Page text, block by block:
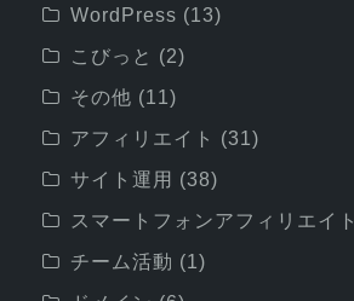
WordPress (13)
こびっと (2)
その他 (11)
アフィリエイト
(31)
サイト運用 (38)
スマートフォンアフィリエイト
チーム活動 (1)